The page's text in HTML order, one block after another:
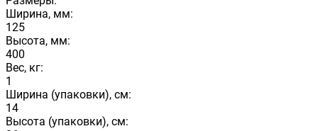
Ширина, мм:
125
Высота, мм:
400
Вес, кг:
1
Ширина (упаковки), см:
14
Высота (упаковки), см: